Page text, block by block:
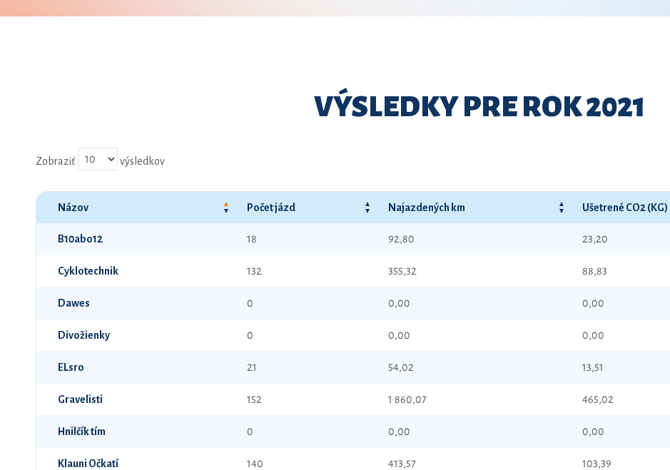
VÝSLEDKY PRE ROK 2021
Zobraziť výsledkov
Názov Počet jázd Najazdených km Ušetrené CO2 (KG)
B10abo12 18 92,80 23,20
Cyklotechnik 132 355,32 88,83
Dawes 0 0,00 0,00
Divožienky 0 0,00 0,00
ELsro 21 54,02 13,51
Gravelisti 152 1 860,07 465,02
Hnilčík tím 0 0,00 0,00
Klauni Očkatí 140 413,57 103,39